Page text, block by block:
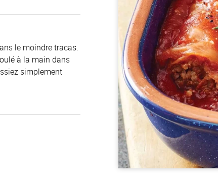
le moindre tracas.
à la main dans
simplement